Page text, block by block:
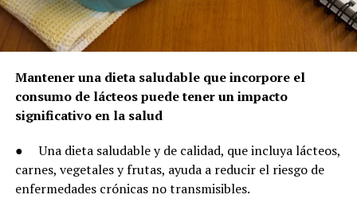
Mantener una dieta saludable que incorpore el
consumo de lácteos puede tener un impacto
significativo en la salud
●Una dieta saludable y de calidad, que incluya lácteos,
carnes, vegetales y frutas, ayuda a reducir el riesgo de
enfermedades crónicas no transmisibles.